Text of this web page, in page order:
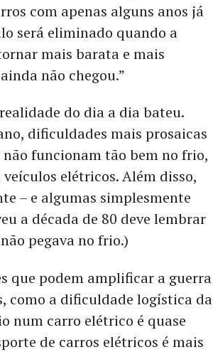
com apenas alguns anos já
será eliminado quando a
mais barata e mais
não chegou.”
do dia a dia bateu.
dificuldades mais prosaicas
funcionam tão bem no frio,
elétricos. Além disso,
– e algumas simplesmente
a década de 80 deve lembrar
pegava no frio.)
que podem amplificar a guerra
como a dificuldade logística da
num carro elétrico é quase
de carros elétricos é mais